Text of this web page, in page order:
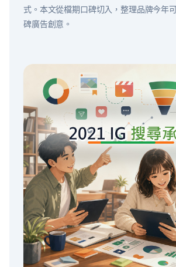
式。本文從檔期口碑切入，整理品牌今年
碑廣告創意。